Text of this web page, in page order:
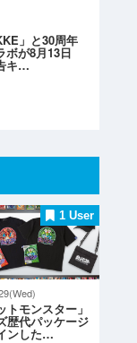
」と30周年
ボが8月13日
キ…
1 User
トモンスター」
歴代パッケージ
ンした…